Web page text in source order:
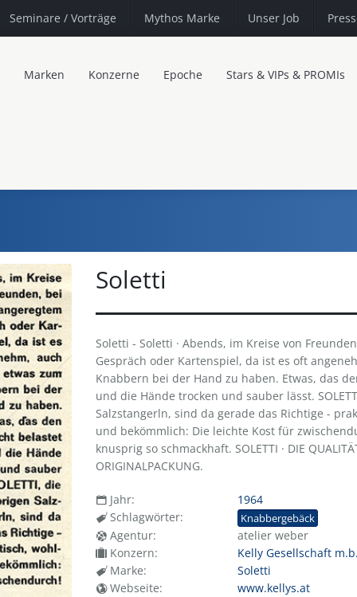
Seminare / Vorträge Mythos Marke Unser Job
Marken Konzerne Epoche Stars & VIPs & PROMIs
Soletti
Soletti - Soletti · Abends, im Kreise von
Gespräch oder Kartenspiel, da ist es oft
Knabbern bei der Hand zu haben. Etwas, das
und die Hände trocken und sauber lässt.
Salzstangerln, sind da gerade das Richtige -
und bekömmlich: Die leichte Kost für
knusprig so schmackhaft. SOLETTI · DIE
ORIGINALPACKUNG.
Jahr:
1964
Schlagwörter:
Knabbergebäck
Agentur:
atelier weber
Konzern:
Kelly Gesellschaft
Marke:
Soletti
Webseite:
www.kellys.at